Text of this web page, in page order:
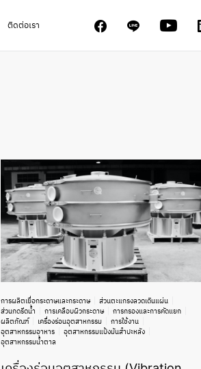
ติดต่อเรา
การผลิตเยื่อกระดาษและกระดาษ
ส่วนตะแกรงลวดเดินแผ่น
ส่วนกดรีดน้ำ
การเคลือบผิวกระดาษ
การกรองและการคัดแยก
ผลิตภัณฑ์
เครื่องร่อนอุตสาหกรรม
การใช้งาน
อุตสาหกรรมอาหาร
อุตสาหกรรมแป้งมันสำปะหลัง
อุตสาหกรรมน้ำตาล